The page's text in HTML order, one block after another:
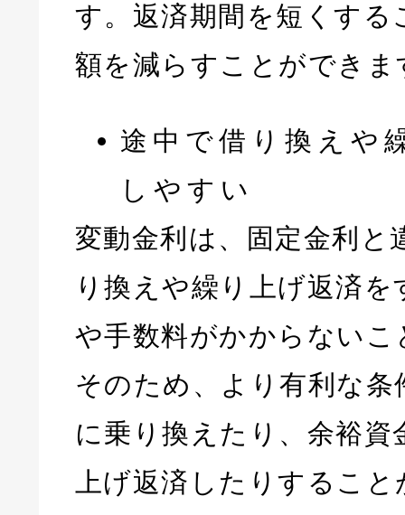
す。返済期間を短くする
額を減らすことができま
途中で借り換えや
しやすい
変動金利は、固定金利と
り換えや繰り上げ返済
や手数料がかからない
そのため、より有利な条
に乗り換えたり、余裕資
上げ返済したりするこ